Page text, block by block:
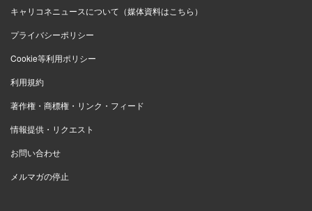
キャリコネニュースについて（媒体資料はこちら）
プライバシーポリシー
Cookie等利用ポリシー
利用規約
著作権・商標権・リンク・フィード
情報提供・リクエスト
お問い合わせ
メルマガの停止